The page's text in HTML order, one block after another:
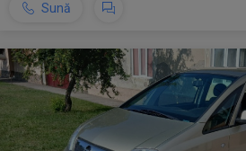
Sună